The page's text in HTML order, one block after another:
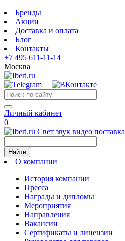
Бренды
Акции
Доставка и оплата
Блог
Контакты
+7 495 611-11-14
Москва
Личный кабинет
0
Свет звук видео поставка
Найти
О компании
История компании
Пресса
Награды и дипломы
Мероприятия
Направления
Вакансии
Сертификаты и лицензии